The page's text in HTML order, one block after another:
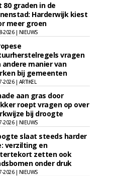
80 graden in de
Harderwijk kiest
meer groen
2026 | NIEUWS
vragen
andere manier van
bij gemeenten
2026 | ARTIKEL
aan gras door
roept vragen op over
bij droogte
2026 | NIEUWS
slaat steeds harder
verzilting en
zetten ook
onder druk
2026 | NIEUWS